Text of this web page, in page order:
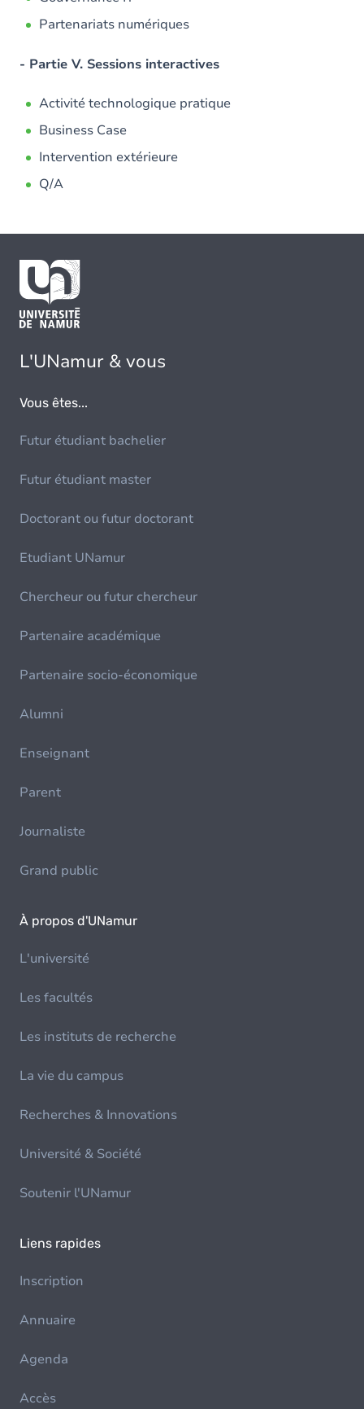
Partenariats numériques
- Partie V. Sessions interactives
Activité technologique pratique
Business Case
Intervention extérieure
Q/A
L'UNamur & vous
Vous êtes...
Futur étudiant bachelier
Futur étudiant master
Doctorant ou futur doctorant
Etudiant UNamur
Chercheur ou futur chercheur
Partenaire académique
Partenaire socio-économique
Alumni
Enseignant
Parent
Journaliste
Grand public
À propos d'UNamur
L'université
Les facultés
Les instituts de recherche
La vie du campus
Recherches & Innovations
Université & Société
Soutenir l'UNamur
Liens rapides
Inscription
Annuaire
Agenda
Accès